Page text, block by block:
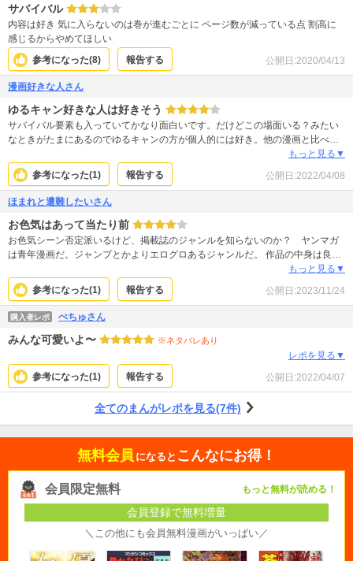
サバイバル
内容は好き 気に入らないのは巻が進むごとに ページ数が減っている点 割高に
感じるからやめてほしい
参考になった(8) 報告する 公開日:2020/04/13
漫画好きな人さん
ゆるキャン好きな人は好きそう
サバイバル要素も入っていてかなり面白いです。だけどこの場面いる？みたい
なときがたまにあるのでゆるキャンの方が個人的には好き。他の漫画と比べる
とストーリー的には劣るけど、絵はすごく綺麗で読みやすい作品です。もっと見る▼
参考になった(1) 報告する 公開日:2022/04/08
ほまれと遭難したいさん
お色気はあって当たり前
お色気シーン否定派いるけど、掲載誌のジャンルを知らないのか？ ヤンマガ
は青年漫画だ。ジャンプとかよりエログロあるジャンルだ。 作品の中身は良
い。絵も展開も悪くない。可愛いJKらの遭難生活を見ながら、必要な知識も得
られる。ほまれがサバイバル特化でずれてる分、周りがフォローしたり助け合
って、互いに支え合うのも好印象。 星4つにしたのはしおんがワガママなとこ
と、描かない方が楽そうなのに、制服のリボン常につけてるところ。リボン無
くてもいいし、解いて役に立った話も無かった。
もっと見る▼
参考になった(1) 報告する 公開日:2023/11/24
購入者レポ ぺちゅさん
みんな可愛いよ〜 ※ネタバレあり
レポを見る▼
参考になった(1) 報告する 公開日:2022/04/07
全てのまんがレポを見る(7件)
無料会員 になると こんなにお得！
会員限定無料 もっと無料が読める！
会員登録で無料増量
＼この他にも会員無料漫画がいっぱい／